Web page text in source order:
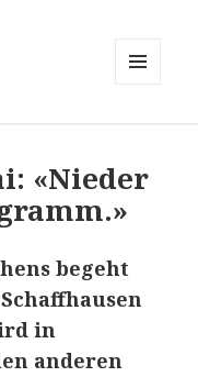
«Nieder
begeht
in
anderen